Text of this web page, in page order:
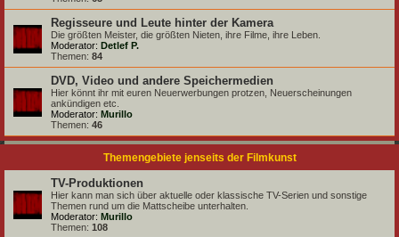
Regisseure und Leute hinter der Kamera
Die größten Meister, die größten Nieten, ihre Filme, ihre Leben.
Moderator: Detlef P.
Themen: 84
DVD, Video und andere Speichermedien
Hier könnt ihr mit euren Neuerwerbungen protzen, Neuerscheinungen
ankündigen etc.
Moderator: Murillo
Themen: 46
Themengebiete jenseits der Filmkunst
TV-Produktionen
Hier kann man sich über aktuelle oder klassische TV-Serien und sonstige
Themen rund um die Mattscheibe unterhalten.
Moderator: Murillo
Themen: 108